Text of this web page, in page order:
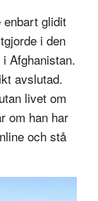
glidit
i den
Afghanistan.
avslutad.
livet om
om han har
och stå